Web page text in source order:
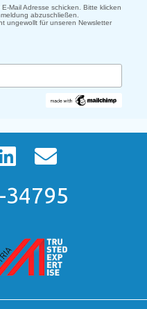
Mail Adresse schicken. Bitte klicken
abzuschließen.
ungewollt für unseren Newsletter
34795